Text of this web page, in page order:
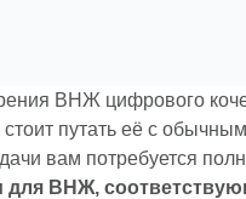
ВНЖ цифрового
путать её с
вам потребуется
для ВНЖ,